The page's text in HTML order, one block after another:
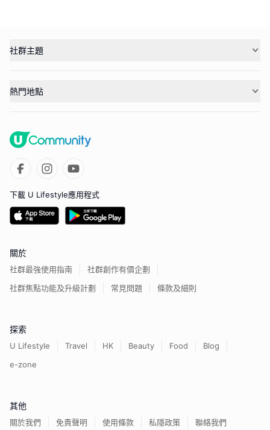
社群主題
熱門地點
下載 U Lifestyle應用程式
關於
社群最強使用指南
社群創作有價企劃
社群焦點功能及升級計劃
常見問題 條款及細則
探索
U Lifestyle Travel HK Beauty Food
Blog
e-zone
其他
關於我們 免責聲明 使用條款 私隱政策 聯絡我們